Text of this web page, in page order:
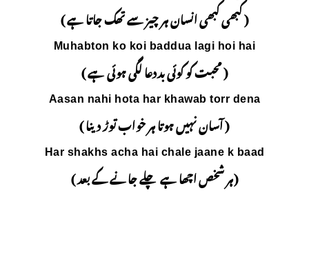
سے تھک جاتا ہے )
Muhabton ko koi
Aasan nahi hota
Har shakhs acha
جانے کے بعد )